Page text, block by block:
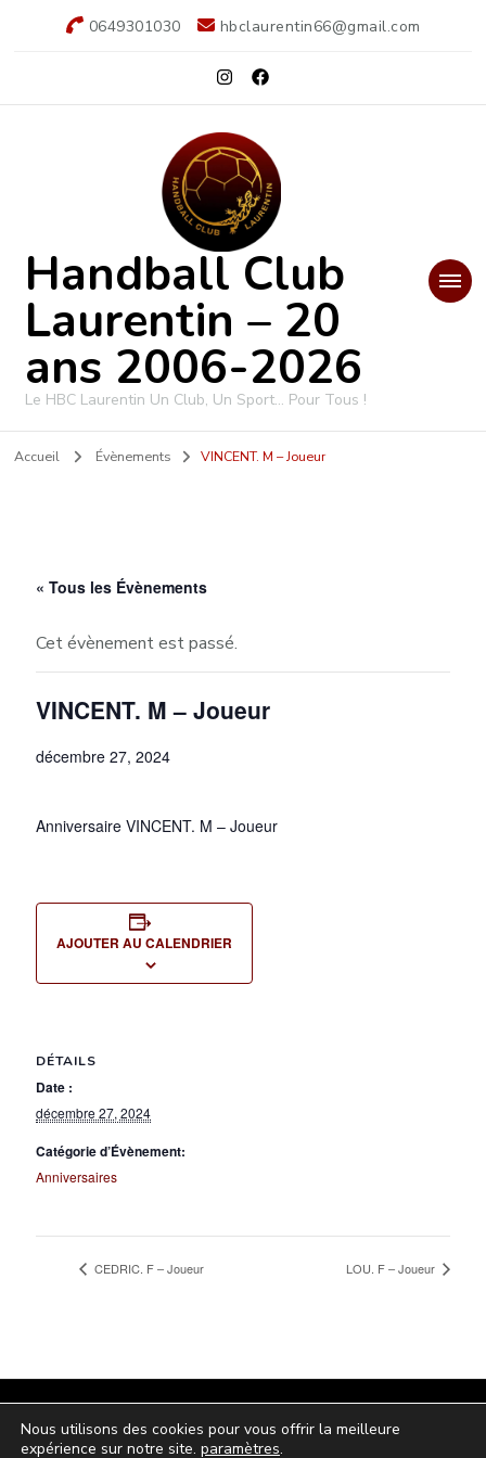
0649301030 hbclaurentin66@gmail.com
Handball Club
Laurentin – 20
ans 2006-2026
Le HBC Laurentin Un Club, Un Sport… Pour Tous !
Accueil Évènements VINCENT. M – Joueur
« Tous les Évènements
Cet évènement est passé.
VINCENT. M – Joueur
décembre 27, 2024
Anniversaire VINCENT. M – Joueur
AJOUTER AU CALENDRIER
DÉTAILS
Date :
décembre 27, 2024
Catégorie d’Évènement:
Anniversaires
CEDRIC. F – Joueur LOU. F – Joueur
Nous utilisons des cookies pour vous offrir la meilleure
expérience sur notre site. paramètres.